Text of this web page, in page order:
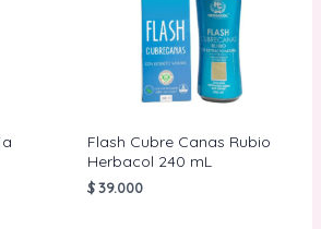
Flash Cubre Canas Rubio
Herbacol 240 mL
$39.000